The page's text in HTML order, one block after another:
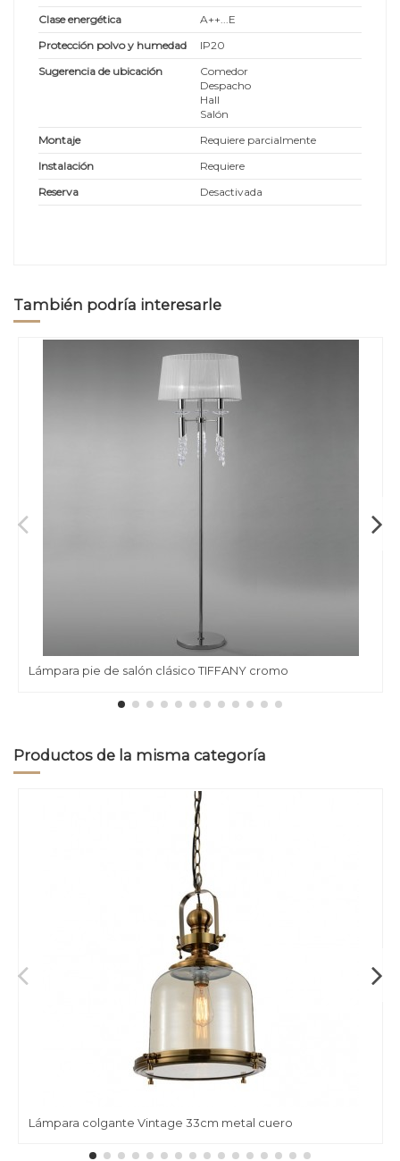
Clase energética
A++...E
Protección polvo y humedad
IP20
Sugerencia de ubicación
Comedor
Despacho
Hall
Salón
Montaje
Requiere parcialmente
Instalación
Requiere
Reserva
Desactivada
También podría interesarle
Lámpara pie de salón clásico TIFFANY cromo
Productos de la misma categoría
Lámpara colgante Vintage 33cm metal cuero